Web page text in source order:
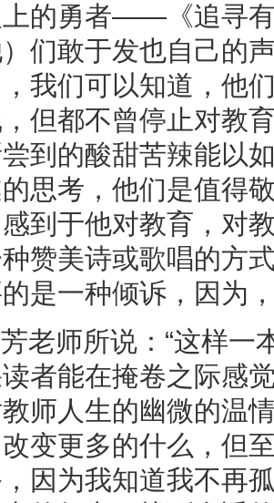
的勇者——《追寻
们敢于发也自己的
我们可以知道，他
但都不曾停止对教
到的酸甜苦辣能以
思考，他们是值得
到于他对教育，对
赞美诗或歌唱的方
是一种倾诉，因为
老师所说：“这样一
者能在掩卷之际感
师人生的幽微的温
变更多的什么，但
因为我知道我不再